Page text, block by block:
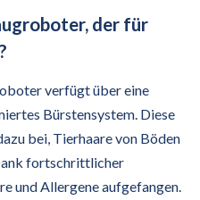
der für
verfügt über eine
Bürstensystem. Diese
bei, Tierhaare von Böden
fortschrittlicher
und Allergene aufgefangen.